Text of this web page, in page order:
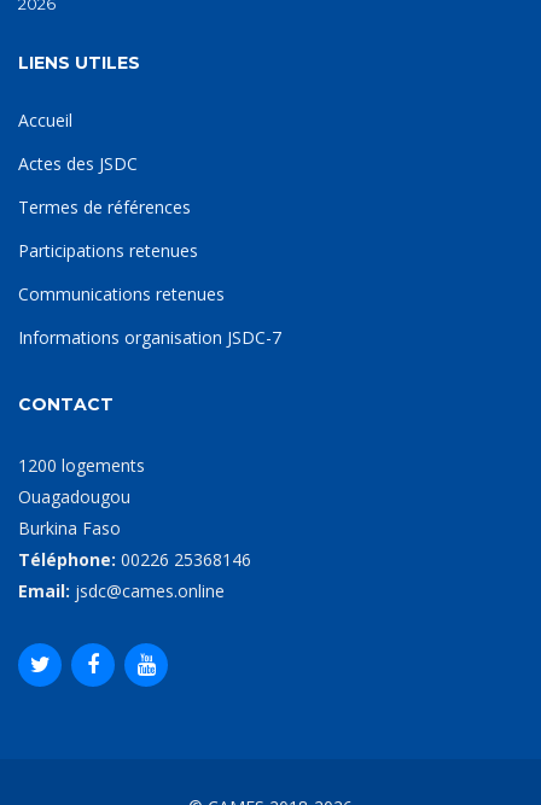
LIENS UTILES
Accueil
Actes des JSDC
Termes de références
Participations retenues
Communications retenues
Informations organisation JSDC-7
CONTACT
1200 logements
Ouagadougou
Burkina Faso
Téléphone: 00226 25368146
Email: jsdc@cames.online